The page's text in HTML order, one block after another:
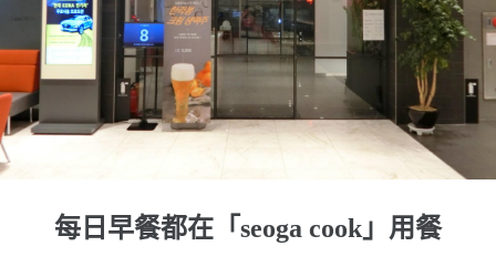
每日早餐都在「seoga cook」用餐